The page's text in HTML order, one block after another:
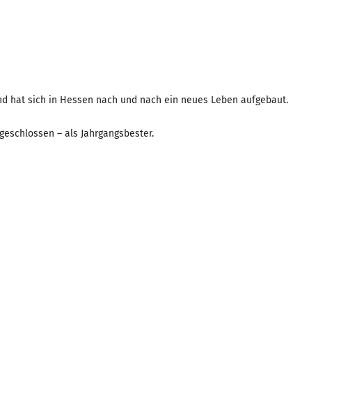
hat sich in Hessen nach und nach ein neues Leben aufgebaut.
– als Jahrgangsbester.